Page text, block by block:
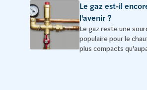
Le gaz est-il
l'avenir ?
Le gaz reste une
populaire pour le
plus compacts